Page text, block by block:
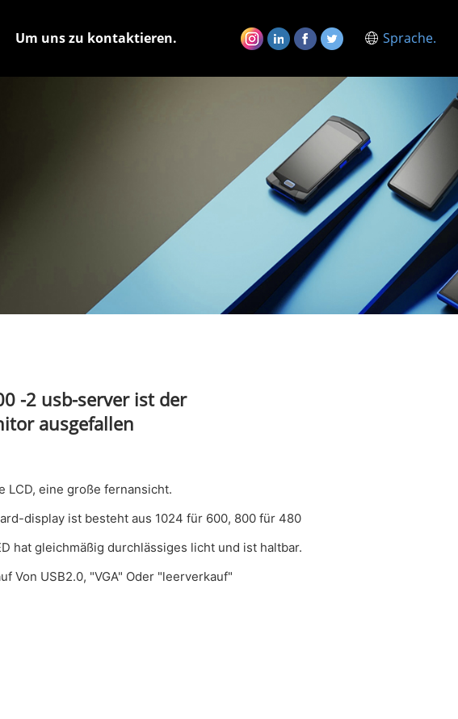
Um uns zu kontaktieren. Sprache.
-2 usb-server ist der
ausgefallen
LCD, eine große fernansicht.
display ist besteht aus 1024 für 600, 800 für 480
hat gleichmäßig durchlässiges licht und ist haltbar.
Von USB2.0, "VGA" Oder "leerverkauf"